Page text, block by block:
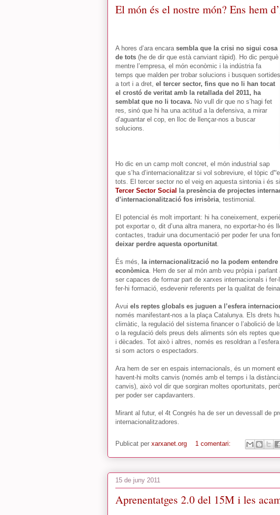
El món és el nostre món? Ens hem
A hores d’ara encara sembla que la crisi no sigui cosa
de tots (he de dir que està canviant ràpid). Ho dic perquè
mentre l’empresa, el món econòmic i la indústria fa
temps que malden per trobar solucions i busquen sortides
a tort i a dret, el tercer sector, fins que no li han tocat
el crostó de veritat amb la retallada del 2011, ha
semblat que no li tocava. No vull dir que no s’hagi fet
res, sinó que hi ha una actitud a la defensiva, a mirar
d’aguantar el cop, en lloc de llençar-nos a buscar
solucions.
Ho dic en un camp molt concret, el món industrial sap
que s’ha d’internacionalitzar si vol sobreviure, el tòpic
tots. El tercer sector no el veig en aquesta sintonia i és
Tercer Sector Social
la presència de projectes
d’internacionalització fos irrisòria, testimonial.
El potencial és molt important: hi ha coneixement,
pot exportar o, dit d’una altra manera, no exportar-ho és
contactes, traduir una documentació per poder fer una
deixar perdre aquesta oportunitat.
És més, la internacionalització no la podem
econòmica. Hem de ser al món amb veu pròpia i
ser capaces de formar part de xarxes internacionals i
fer-hi formació, esdevenir referents per la qualitat de
Avui els reptes globals es juguen a l’esfera
només manifestant-nos a la plaça Catalunya. Els drets
climàtic, la regulació del sistema financer o l’abolició de
o la regulació dels preus dels aliments són els reptes
i dècades. Tot això i altres, només es resoldran a
si som actors o espectadors.
Ara hem de ser en espais internacionals, és un moment
havent-hi molts canvis (només amb el temps i la
canvis), això vol dir que sorgiran moltes oportunitats,
per poder ser capdavanters.
Mirant al futur, el 4t Congrés ha de ser un devessall de
internacionalitzadores.
Publicat per xarxanet.org 1 comentari:
15 de juny 2011
Aprenentatges 2.0 del 15M i les